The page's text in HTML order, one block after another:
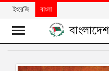
ইংরেজি বাংলা